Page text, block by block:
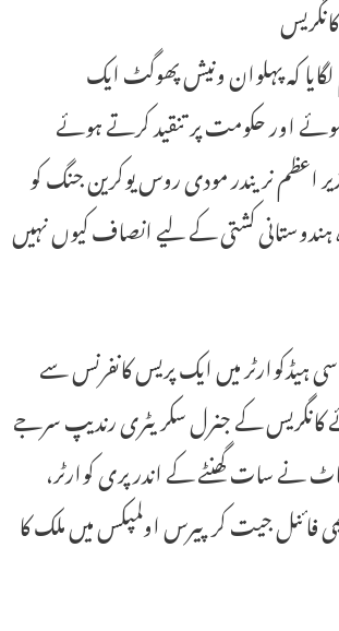
کہ پہلوان ونیش پھوگٹ ایک
اور حکومت پر تنقید کرتے ہوئے
اعظم نریندر مودی روس یوکرین جنگ کو
ہندوستانی کشتی کے لیے انصاف کیوں نہیں
میں ایک پریس کانفرنس سے
کے جنرل سکریٹری رندیپ سرجے
نے سات گھنٹے کے اندر پری کوارٹر،
فائنل جیت کر پیرس اولمپکس میں ملک کا